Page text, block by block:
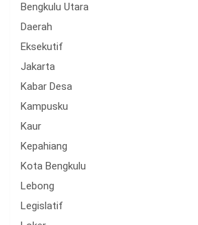
Bengkulu Utara
Daerah
Eksekutif
Jakarta
Kabar Desa
Kampusku
Kaur
Kepahiang
Kota Bengkulu
Lebong
Legislatif